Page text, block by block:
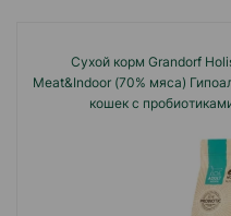
мяса, корма подходят
пищевой
Богатый состав
позволяет укрепить
улучшить его физическое
Сухой корм Grandorf
Meat&Indoor (70% мяса)
кошек с